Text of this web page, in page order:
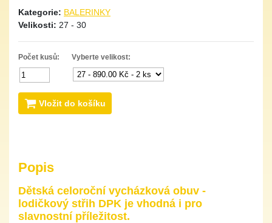
Kategorie: BALERINKY
Velikosti: 27 - 30
Počet kusů: Vyberte velikost:
Vložit do košíku
Popis
Dětská celoroční vycházková obuv -
lodičkový střih DPK je vhodná i pro
slavnostní příležitost.